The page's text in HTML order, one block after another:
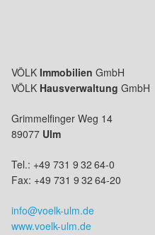
VÖLK Immobilien GmbH
VÖLK Hausverwaltung GmbH
Grimmelfinger Weg 14
89077 Ulm
Tel.: +49 731 9 32 64-0
Fax: +49 731 9 32 64-20
info@voelk-ulm.de
www.voelk-ulm.de